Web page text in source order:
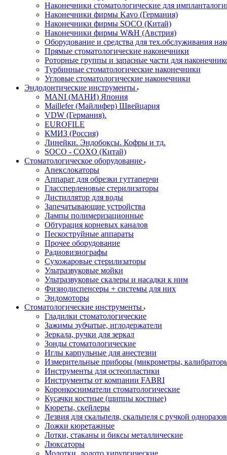
Наконечники стоматологические для
Наконечники фирмы Kavo (Германия)
Наконечники фирмы SOCO (Китай)
Наконечники фирмы W&H (Австрия)
Оборудование и средства для тех.обслуживания
Прямые стоматологические наконечники
Роторные группы и запасные части для
Турбинные стоматологические наконечники
Угловые стоматологические наконечники
Эндодонтические инструменты
MANI (МАНИ) Япония
Maillefer (Майлифер) Швейцария
VDW (Германия).
EUROFILE
КМИЗ (Россия)
Линейки. Эндобоксы. Кофры и тд.
SOCO - COXO (Китай)
Стоматологическое оборудование
Апекслокаторы
Аппарат для обрезки гуттаперчи
Глассперленовые стерилизаторы
Дистиллятор для воды
Запечатывающие устройства
Лампы полимеризационные
Обтурация корневых каналов
Пескоструйные аппараты
Прочее оборудование
Радиовизиографы
Сухожаровые стерилизаторы
Ультразвуковые мойки
Ультразвуковые скалеры и насадки к ним
Физиодиспенсеры + системы для них
Эндомоторы
Стоматологические инструменты
Гладилки стоматологические
Зажимы зубчатые, иглодержатели
Зеркала, ручки для зеркал
Зонды стоматологические
Иглы карпульные для анестезии
Измерительные приборы (микрометры,
Инструменты для остеопластики
Инструменты от компании FABRI
Коронкосниматели стоматологические
Кусачки костные (щипцы костные)
Кюреты, скейлеры
Лезвия для скальпеля, скальпеля с ручкой
Ложки кюретажные
Лотки, стаканы и биксы металлические
Люксаторы